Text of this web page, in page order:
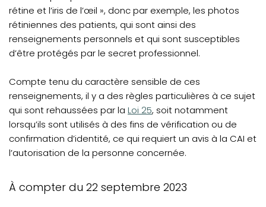
rétine et l’iris de l’œil », donc par exemple, les photos
rétiniennes des patients, qui sont ainsi des
renseignements personnels et qui sont susceptibles
d’être protégés par le secret professionnel.
Compte tenu du caractère sensible de ces
renseignements, il y a des règles particulières à ce sujet
qui sont rehaussées par la (opens in a new tab)
Loi 25, soit notamment
lorsqu’ils sont utilisés à des fins de vérification ou de
confirmation d’identité, ce qui requiert un avis à la CAI et
l’autorisation de la personne concernée.
À compter du 22 septembre 2023